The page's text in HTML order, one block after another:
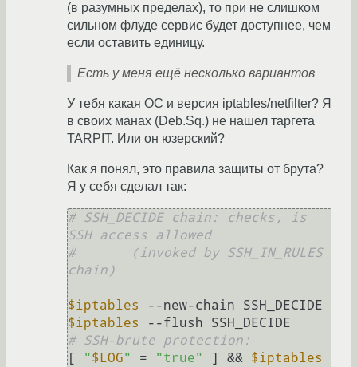
(в разумных пределах), то при не слишком
сильном флуде сервис будет доступнее, чем
если оставить единицу.
Есть у меня ещё несколько вариантов
У тебя какая ОС и версия iptables/netfilter? Я
в своих манах (Deb.Sq.) не нашел таргета
TARPIT. Или он юзерский?
Как я понял, это правила защиты от брута?
Я у себя сделал так:
# SSH_DECIDE chain: checks, is
SSH access allowed
#       (invoked by SSH_IN_RULES
chain)
$iptables
$iptables
# SSH-brute protection:
[
"$LOG" = "true" ] && $iptables